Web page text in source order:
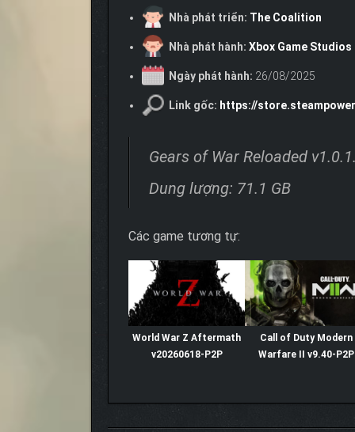
Nhà phát triển: The Coalition
Nhà phát hành: Xbox Game Studios
Ngày phát hành: 26/08/2025
Link gốc: https://
Gears of War Reloaded
Dung lượng: 71.1 GB
Các game tương tự:
World War Z Aftermath
v20260618-P2P
Call of Duty Modern
Warfare II v9.40-P2P